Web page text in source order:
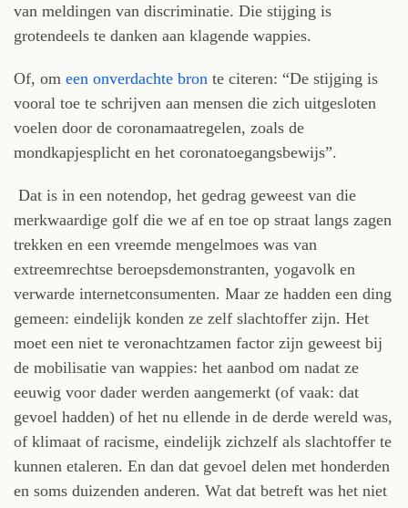
van meldingen van discriminatie. Die stijging is
grotendeels te danken aan klagende wappies.
Of, om een onverdachte bron te citeren: “De stijging is
vooral toe te schrijven aan mensen die zich uitgesloten
voelen door de coronamaatregelen, zoals de
mondkapjesplicht en het coronatoegangsbewijs”.
Dat is in een notendop, het gedrag geweest van die
merkwaardige golf die we af en toe op straat langs zagen
trekken en een vreemde mengelmoes was van
extreemrechtse beroepsdemonstranten, yogavolk en
verwarde internetconsumenten. Maar ze hadden een ding
gemeen: eindelijk konden ze zelf slachtoffer zijn. Het
moet een niet te veronachtzamen factor zijn geweest bij
de mobilisatie van wappies: het aanbod om nadat ze
eeuwig voor dader werden aangemerkt (of vaak: dat
gevoel hadden) of het nu ellende in de derde wereld was,
of klimaat of racisme, eindelijk zichzelf als slachtoffer te
kunnen etaleren. En dan dat gevoel delen met honderden
en soms duizenden anderen. Wat dat betreft was het niet